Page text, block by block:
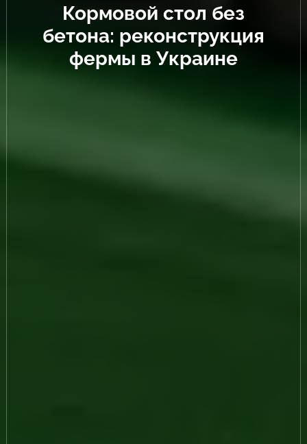
Кормовой стол без
бетона: реконструкция
фермы в Украине